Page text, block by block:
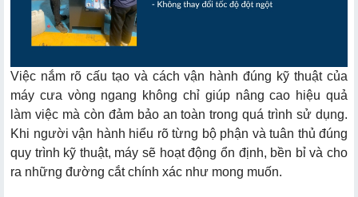
Việc nắm rõ cấu tạo và cách vận hành đúng kỹ thuật của
máy cưa vòng ngang không chỉ giúp nâng cao hiệu quả
làm việc mà còn đảm bảo an toàn trong quá trình sử dụng.
Khi người vận hành hiểu rõ từng bộ phận và tuân thủ đúng
quy trình kỹ thuật, máy sẽ hoạt động ổn định, bền bỉ và cho
ra những đường cắt chính xác như mong muốn.